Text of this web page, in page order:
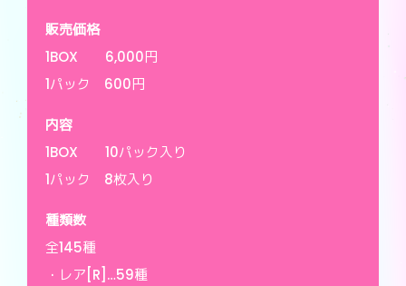
販売価格
1BOX 6,000円
1パック 600円
内容
1BOX 10パック入り
1パック 8枚入り
種類数
全145種
・レア[R]…59種